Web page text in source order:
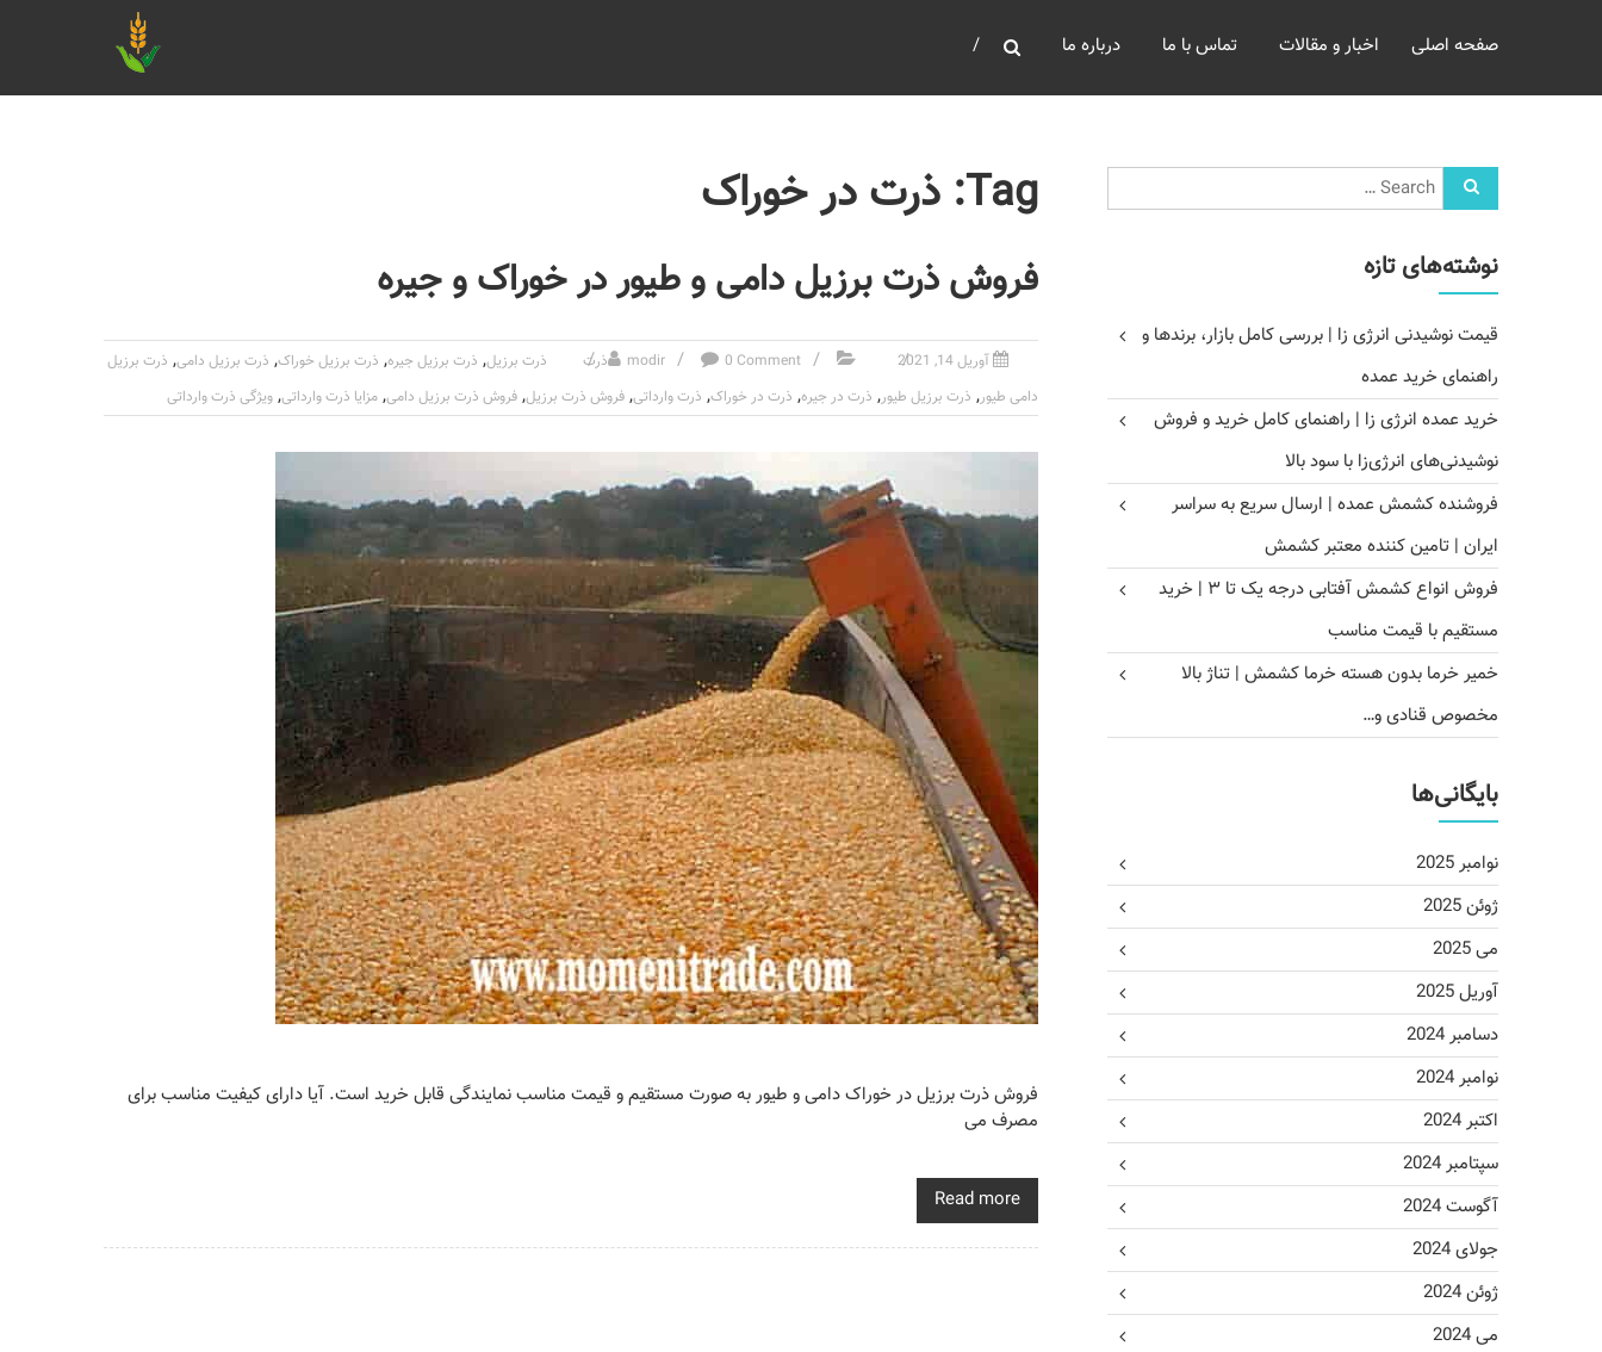
خرید
غلات
مومنی
صفحه اصلی اخبار و مقالات تماس با ما درباره ما
Tag: ذرت در خوراک
فروش ذرت برزیل دامی و طیور در خوراک و جیره
آوریل 14, 2021 modir 0 Comment ذرت ذرت برزیل, ذرت برزیل جیره, ذرت برزیل خوراک, ذرت برزیل دامی, ذرت برزیل
دامی طیور, ذرت برزیل طیور, ذرت در جیره, ذرت در خوراک, ذرت وارداتی,فروش ذرت برزیل,فروش ذرت برزیل دامی,مزایا ذرت وارداتی,ویژگی ذرت وارداتی
فروش ذرت برزیل در خوراک دامی و طیور به صورت مستقیم و قیمت مناسب نمایندگی قابل خرید است. آیا دارای کیفیت مناسب برای
مصرف می
Read more
نوشته‌های تازه
قیمت نوشیدنی انرژی زا | بررسی کامل بازار، برندها و
راهنمای خرید عمده
خرید عمده انرژی زا | راهنمای کامل خرید و فروش
نوشیدنی‌های انرژی‌زا با سود بالا
فروشنده کشمش عمده | ارسال سریع به سراسر
ایران | تامین کننده معتبر کشمش
فروش انواع کشمش آفتابی درجه یک تا ۳ | خرید
مستقیم با قیمت مناسب
خمیر خرما بدون هسته خرما کشمش | تناژ بالا
مخصوص قنادی و…
بایگانی‌ها
نوامبر 2025
ژوئن 2025
می 2025
آوریل 2025
دسامبر 2024
نوامبر 2024
اکتبر 2024
سپتامبر 2024
آگوست 2024
جولای 2024
ژوئن 2024
می 2024